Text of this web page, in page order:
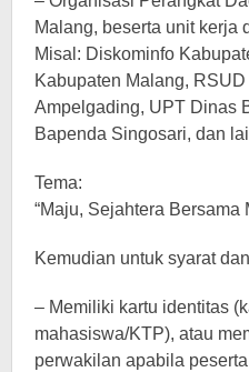
Malang, beserta unit kerja
Misal: Diskominfo
Kabupaten Malang,
Ampelgading, UPT Dinas
Bapenda Singosari, dan
Tema:
“Maju, Sejahtera Bersama
Kemudian untuk syarat
– Memiliki kartu identitas
mahasiswa/KTP), atau
perwakilan apabila